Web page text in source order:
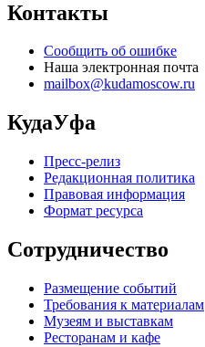
Контакты
Сообщить об ошибке
Наша электронная почта
mailbox@kudamoscow.ru
КудаУфа
Пресс-релиз
Редакционная политика
Правовая информация
Формат ресурса
Сотрудничество
Размещение событий
Требования к материалам
Музеям и выставкам
Ресторанам и кафе